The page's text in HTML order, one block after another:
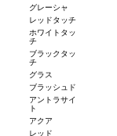
グレーシャ
レッドタッチ
ホワイトタッ
チ
ブラックタッ
チ
グラス
ブラッシュド
アントラサイ
ト
アクア
レッド